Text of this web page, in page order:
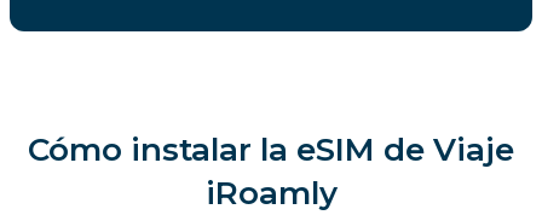
Cómo instalar la eSIM de Viaje
iRoamly